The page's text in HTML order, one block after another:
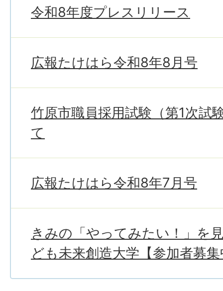
令和8年度プレスリリース
広報たけはら令和8年8月号
竹原市職員採用試験（第1次試
て
広報たけはら令和8年7月号
きみの「やってみたい！」を
ども未来創造大学【参加者募